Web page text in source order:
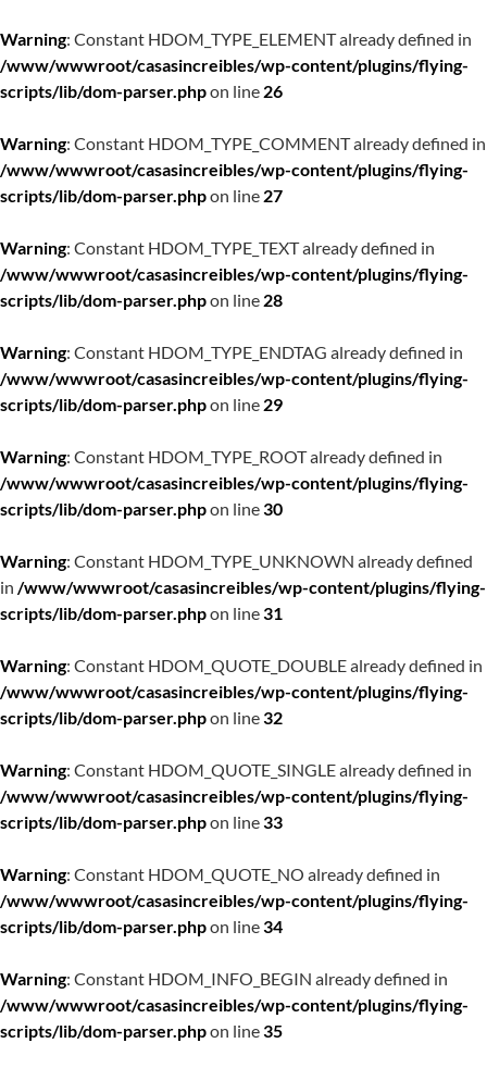
Warning: Constant HDOM_TYPE_ELEMENT already defined in
/www/wwwroot/casasincreibles/wp-content/plugins/flying-
scripts/lib/dom-parser.phpon line 26
Warning: Constant HDOM_TYPE_COMMENT already defined in
/www/wwwroot/casasincreibles/wp-content/plugins/flying-
scripts/lib/dom-parser.phpon line 27
Warning: Constant HDOM_TYPE_TEXT already defined in
/www/wwwroot/casasincreibles/wp-content/plugins/flying-
scripts/lib/dom-parser.phpon line 28
Warning: Constant HDOM_TYPE_ENDTAG already defined in
/www/wwwroot/casasincreibles/wp-content/plugins/flying-
scripts/lib/dom-parser.phpon line 29
Warning: Constant HDOM_TYPE_ROOT already defined in
/www/wwwroot/casasincreibles/wp-content/plugins/flying-
scripts/lib/dom-parser.phpon line30
Warning: Constant HDOM_TYPE_UNKNOWN already defined
in /www/wwwroot/casasincreibles/wp-content/plugins/flying-
scripts/lib/dom-parser.phpon line31
Warning: Constant HDOM_QUOTE_DOUBLE already defined in
/www/wwwroot/casasincreibles/wp-content/plugins/flying-
scripts/lib/dom-parser.phpon line32
Warning: Constant HDOM_QUOTE_SINGLE already defined in
/www/wwwroot/casasincreibles/wp-content/plugins/flying-
scripts/lib/dom-parser.phpon line33
Warning: Constant HDOM_QUOTE_NO already defined in
/www/wwwroot/casasincreibles/wp-content/plugins/flying-
scripts/lib/dom-parser.phpon line34
Warning: Constant HDOM_INFO_BEGIN already defined in
/www/wwwroot/casasincreibles/wp-content/plugins/flying-
scripts/lib/dom-parser.phpon line35